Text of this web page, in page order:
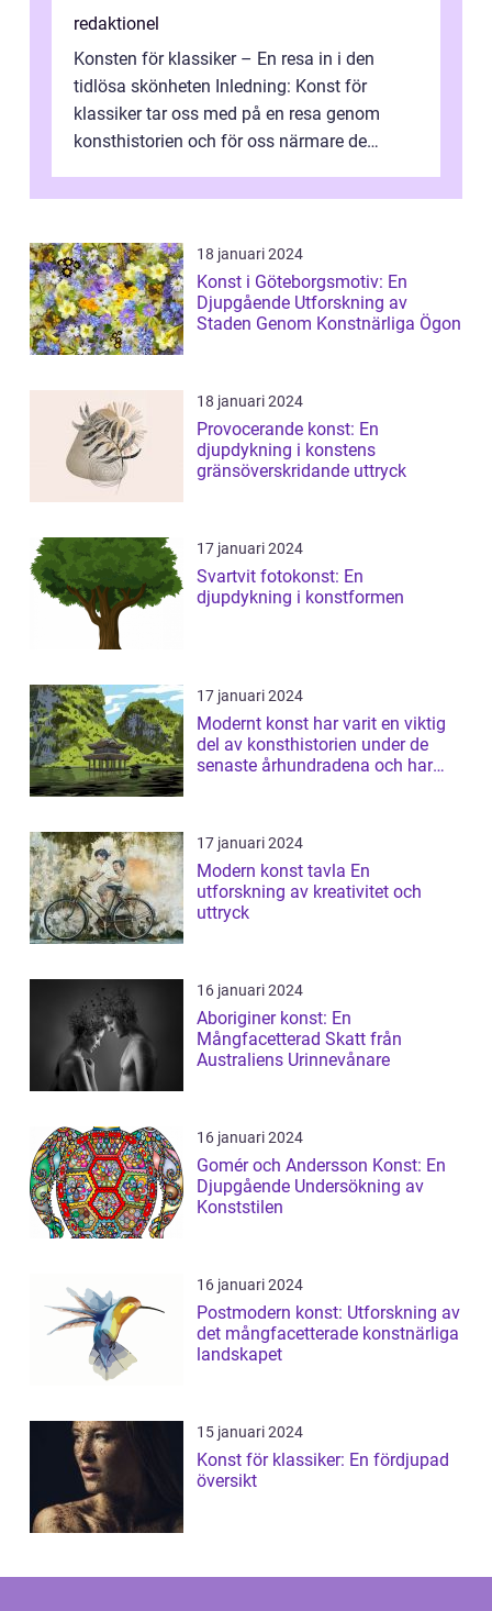
redaktionel
Konsten för klassiker – En resa in i den
tidlösa skönheten Inledning: Konst för
klassiker tar oss med på en resa genom
konsthistorien och för oss närmare de
18 januari 2024
Konst i Göteborgsmotiv: En
Djupgående Utforskning av
Staden Genom Konstnärliga Ögon
18 januari 2024
Provocerande konst: En
djupdykning i konstens
gränsöverskridande uttryck
17 januari 2024
Svartvit fotokonst: En
djupdykning i konstformen
17 januari 2024
Modernt konst har varit en viktig
del av konsthistorien under de
senaste århundradena och har
17 januari 2024
Modern konst tavla En
utforskning av kreativitet och
uttryck
16 januari 2024
Aboriginer konst: En
Mångfacetterad Skatt från
Australiens Urinnevånare
16 januari 2024
Gomér och Andersson Konst: En
Djupgående Undersökning av
Konststilen
16 januari 2024
Postmodern konst: Utforskning av
det mångfacetterade konstnärliga
landskapet
15 januari 2024
Konst för klassiker: En fördjupad
översikt